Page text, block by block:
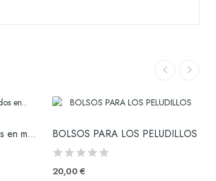
comederos personalizados en madera de pino BOLSOS PARA LOS PELUDILLOS
20,00 €